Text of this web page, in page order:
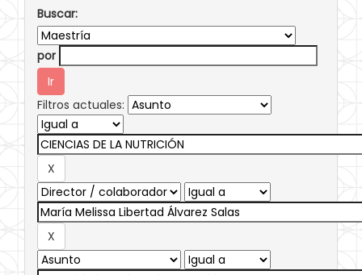
Buscar:
por
Filtros actuales: